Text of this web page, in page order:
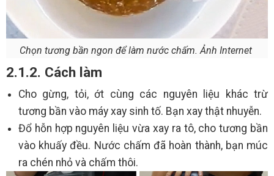
Chọn tương bần ngon để làm nước chấm. Ảnh Internet
2.1.2. Cách làm
Cho gừng, tỏi, ớt cùng các nguyên liệu khác trừ
tương bần vào máy xay sinh tố. Bạn xay thật nhuyễn.
Đổ hỗn hợp nguyên liệu vừa xay ra tô, cho tương bần
vào khuấy đều. Nước chấm đã hoàn thành, bạn múc
ra chén nhỏ và chấm thôi.